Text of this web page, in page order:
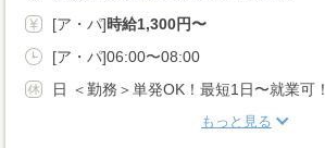
[ア・パ]時給1,300円〜
[ア・パ]06:00〜08:00
日 ＜勤務＞単発OK！最短1日〜就業可！
もっと見る